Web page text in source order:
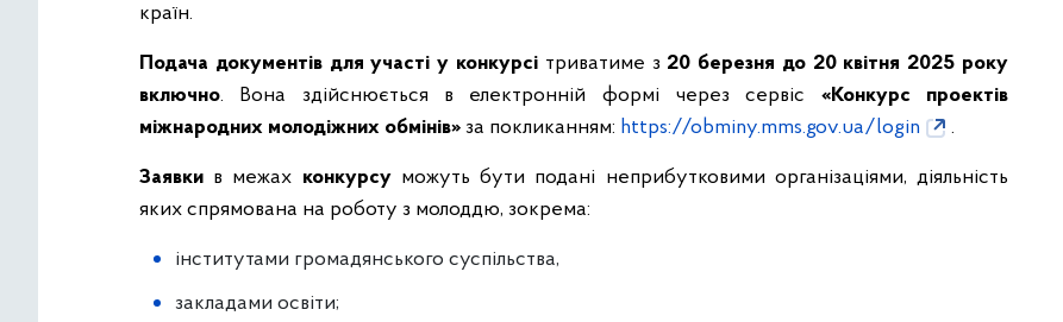
країн.
Подача документів для участі у конкурсітриватиме з 20 березня до 20 квітня 2025 року
включно. Вона здійснюється в електронній формі через сервіс «Конкурс проектів
міжнародних молодіжних обмінів» за покликанням: https://obminy.mms.gov.ua/login .
Заявки в межах конкурсуможуть бути подані неприбутковими організаціями, діяльність
яких спрямована на роботу з молоддю, зокрема:
інститутами громадянського суспільства,
закладами освіти;